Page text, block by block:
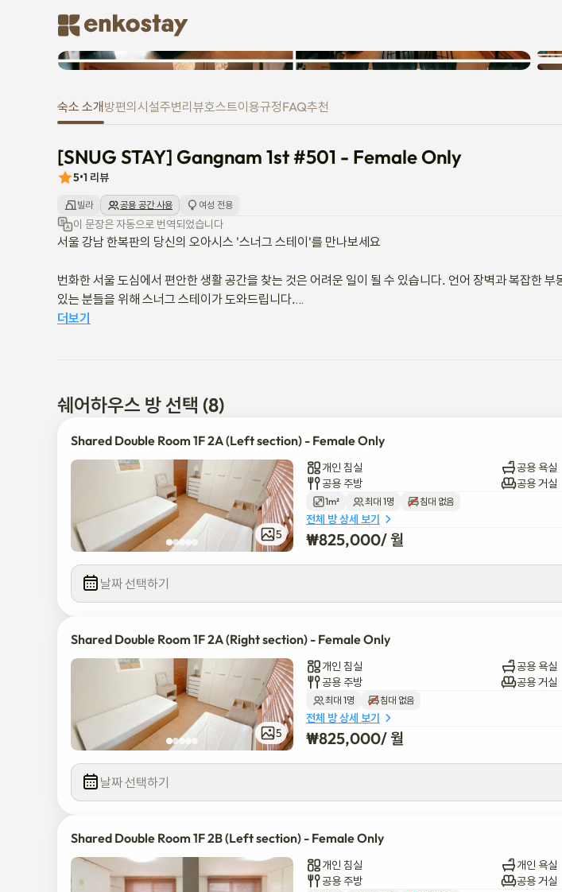
[SNUG STAY] Gangnam 1st #501 - Female Only
숙소 소개 방편의시설주변리뷰호스트이용규정FAQ추천
[SNUG STAY] Gangnam 1st #501 - Female Only
5•1 리뷰
빌라 공용 공간 사용 여성 전용
이 문장은 자동으로 번역되었습니다
서울 강남 한복판의 당신의 오아시스 '스너그 스테이'를 만나보세요
번화한 서울 도심에서 편안한 생활 공간을 찾는 것은 어려운 일이 될 수 있습니다. 언어 장벽과 복잡한 부
있는 분들을 위해 스너그 스테이가 도와드립니다.
[특징]
*프라임 로케이션
스너그 스테이는 강남구에서 가장 핫한 지역에 전략적으로 위치해 있으며, 뛰어난 교통 연결과 강남역 테
방사거리, 양재역 등 주요 명소와의 근접성을 자랑합니다.
* 가구 완비
저희 객실은 공용 공간과 개인 공간을 포함하여 가구가 완비되어 있으며, 숟가락과 포크까지 갖추고 있어
날부터 편안하게 숙박할 수 있습니다.
강남 중심부의 방이 교차로에 위치한 저희 복층 주택은 재택근무를 하는 분들을 위해 설계되었습니다. 식
의 카페테리아 공간을 갖추고 있어 프리랜서와 바쁜 전문가들이 고품질 환경에서 업무에 집중할 수 있습
* 장기 체류에 이상적입니다
훌륭한 대안을 제공하며, 스타일리시하고 편안한 기반을 제공합니다.
평화로운 휴양지를 찾든, 저희 쉐어하우스는 기억에 남는 숙박을 약속합니다.
지금 숙박을 예약하고 서울의 꿈을 실현하세요!
더보기
쉐어하우스 방 선택 (8)
Shared Double Room 1F 2A (Left section) - Female Only
5
개인 침실
공용 욕실
공용 주방
공용 거실
1m² 최대 1명 침대 없음
전체 방 상세 보기
₩825,000/ 월
날짜 선택하기
Shared Double Room 1F 2A (Right section) - Female Only
5
개인 침실
공용 욕실
공용 주방
공용 거실
최대 1명 침대 없음
전체 방 상세 보기
₩825,000/ 월
날짜 선택하기
Shared Double Room 1F 2B (Left section) - Female Only
개인 침실
개인 욕실
공용 주방
공용 거실
다시 시도해 주세요.